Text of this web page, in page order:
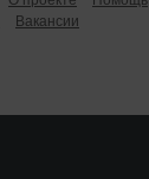
Вакансии